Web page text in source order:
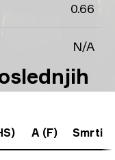
0.66
N/A
A (F) Smrti